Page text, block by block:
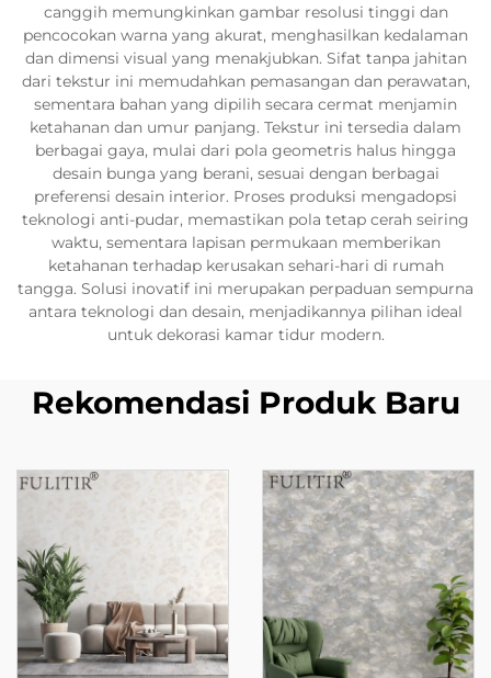
canggih memungkinkan gambar resolusi tinggi dan
pencocokan warna yang akurat, menghasilkan kedalaman
dan dimensi visual yang menakjubkan. Sifat tanpa jahitan
dari tekstur ini memudahkan pemasangan dan perawatan,
sementara bahan yang dipilih secara cermat menjamin
ketahanan dan umur panjang. Tekstur ini tersedia dalam
berbagai gaya, mulai dari pola geometris halus hingga
desain bunga yang berani, sesuai dengan berbagai
preferensi desain interior. Proses produksi mengadopsi
teknologi anti-pudar, memastikan pola tetap cerah seiring
waktu, sementara lapisan permukaan memberikan
ketahanan terhadap kerusakan sehari-hari di rumah
tangga. Solusi inovatif ini merupakan perpaduan sempurna
antara teknologi dan desain, menjadikannya pilihan ideal
untuk dekorasi kamar tidur modern.
Rekomendasi Produk Baru